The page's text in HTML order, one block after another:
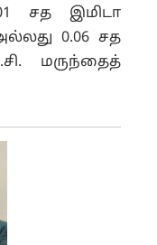
சத இமிடா
0.06 சத
மருந்தைத்